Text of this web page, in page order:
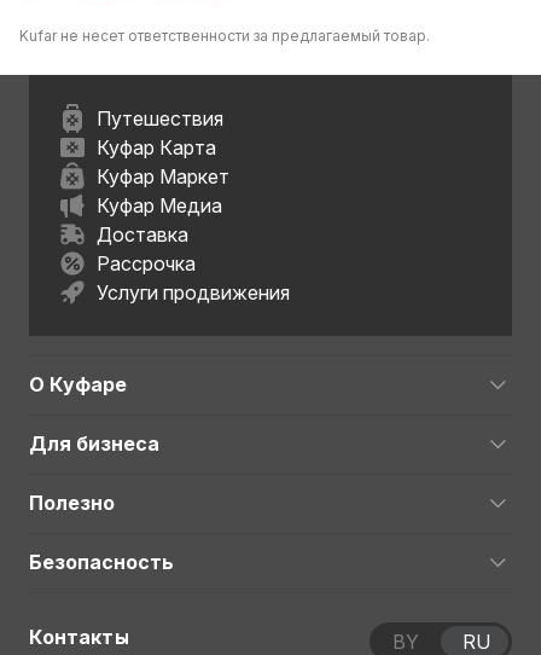
Kufar не несет ответственности за предлагаемый товар.
Путешествия
Куфар Карта
Куфар Маркет
Куфар Медиа
Доставка
Рассрочка
Услуги продвижения
О Куфаре
Для бизнеса
Полезно
Безопасность
Контакты BY RU